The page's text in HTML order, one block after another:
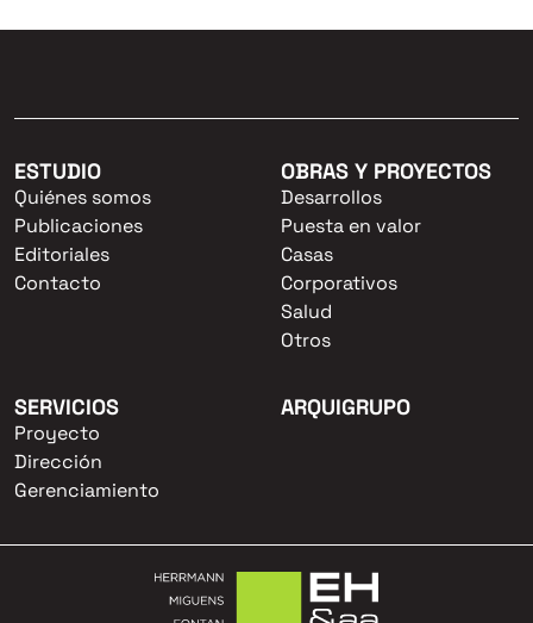
ESTUDIO
Quiénes somos
Publicaciones
Editoriales
Contacto
OBRAS Y PROYECTOS
Desarrollos
Puesta en valor
Casas
Corporativos
Salud
Otros
SERVICIOS
Proyecto
Dirección
Gerenciamiento
ARQUIGRUPO